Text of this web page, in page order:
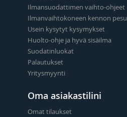
Ilmansuodattimen vaihto-ohjeet
Ilmanvaihtokoneen kennon pesu
Usein kysytyt kysymykset
Huolto-ohje ja hyvä sisäilma
Suodatinluokat
Palautukset
Yritysmyynti
Oma asiakastilini
Omat tilaukset